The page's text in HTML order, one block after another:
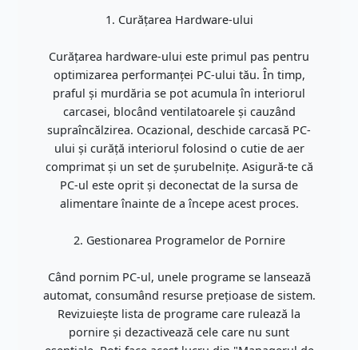
1. Curățarea Hardware-ului
Curățarea hardware-ului este primul pas pentru
optimizarea performanței PC-ului tău. În timp,
praful și murdăria se pot acumula în interiorul
carcasei, blocând ventilatoarele și cauzând
supraîncălzirea. Ocazional, deschide carcasă PC-
ului și curăță interiorul folosind o cutie de aer
comprimat și un set de șurubelnițe. Asigură-te că
PC-ul este oprit și deconectat de la sursa de
alimentare înainte de a începe acest proces.
2. Gestionarea Programelor de Pornire
Când pornim PC-ul, unele programe se lansează
automat, consumând resurse prețioase de sistem.
Revizuiește lista de programe care rulează la
pornire și dezactivează cele care nu sunt